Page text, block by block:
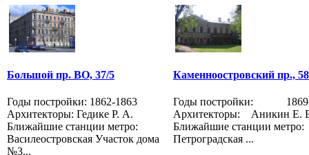
Большой пр. ВО, 37/5
Годы постройки: 1862-1863
Архитекторы: Гедике Р. А.
Ближайшие станции метро:
Василеостровская Участок дома
№3...
Каменноостровский пр., 58
Годы постройки: 1869-
Архитекторы: Аникин Е.
Ближайшие станции
Петроградская ...